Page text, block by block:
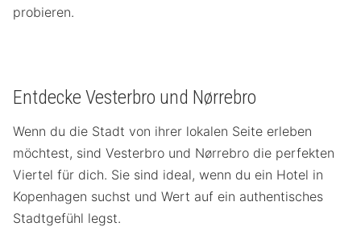
probieren.
Entdecke Vesterbro und Nørrebro
Wenn du die Stadt von ihrer lokalen Seite erleben
möchtest, sind Vesterbro und Nørrebro die perfekten
Viertel für dich. Sie sind ideal, wenn du ein Hotel in
Kopenhagen suchst und Wert auf ein authentisches
Stadtgefühl legst.